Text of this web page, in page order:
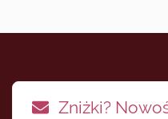
Zniżki?